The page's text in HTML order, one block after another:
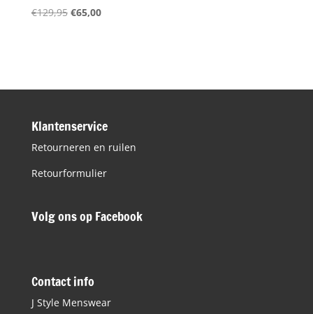
€129,95 Oorspronkelijke
€65,00Huidige
Klantenservice
Retourneren en ruilen
Retourformulier
Volg ons op Facebook
Contact info
J Style Menswear